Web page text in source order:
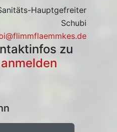
Hauptgefreiter
Schubi
zu
anmelden